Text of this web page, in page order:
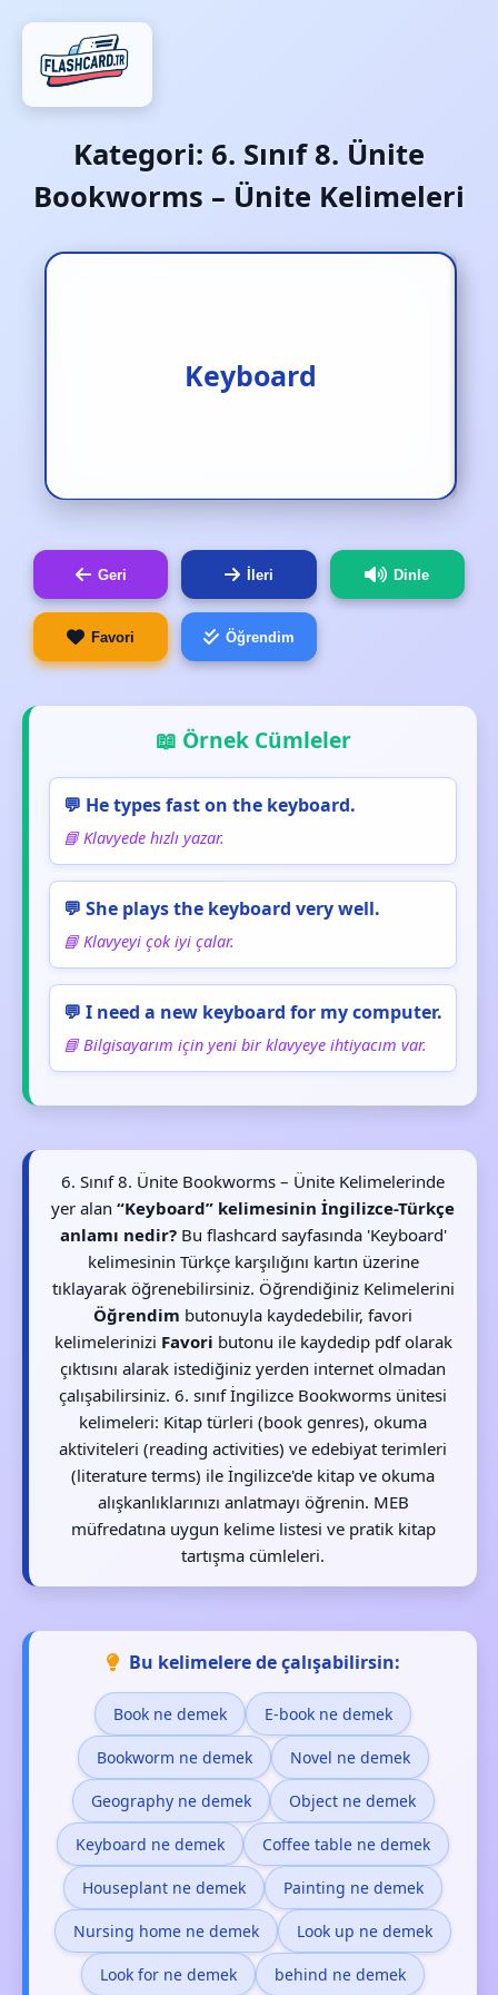
Kategori: 6. Sınıf 8. Ünite
Bookworms – Ünite Kelimeleri
Keyboard
Klavye
Geri İleri Dinle
Favori Öğrendim
📖 Örnek Cümleler
💬 He types fast on the keyboard.
📘 Klavyede hızlı yazar.
💬 She plays the keyboard very well.
📘 Klavyeyi çok iyi çalar.
💬 I need a new keyboard for my computer.
📘 Bilgisayarım için yeni bir klavyeye ihtiyacım var.
6. Sınıf 8. Ünite Bookworms – Ünite Kelimelerinde
yer alan“Keyboard” kelimesinin İngilizce-Türkçe
anlamı nedir?Bu flashcard sayfasında 'Keyboard'
kelimesinin Türkçe karşılığını kartın üzerine
tıklayarak öğrenebilirsiniz. Öğrendiğiniz Kelimelerini
Öğrendim butonuyla kaydedebilir, favori
kelimelerinizi Favori butonu ile kaydedip pdf olarak
çıktısını alarak istediğiniz yerden internet olmadan
çalışabilirsiniz. 6. sınıf İngilizce Bookworms ünitesi
kelimeleri: Kitap türleri (book genres), okuma
aktiviteleri (reading activities) ve edebiyat terimleri
(literature terms) ile İngilizce'de kitap ve okuma
alışkanlıklarınızı anlatmayı öğrenin. MEB
müfredatına uygun kelime listesi ve pratik kitap
tartışma cümleleri.
Bu kelimelere de çalışabilirsin:
Book ne demek E-book ne demek
Bookworm ne demek Novel ne demek
Geography ne demek Object ne demek
Keyboard ne demek Coffee table ne demek
Houseplant ne demek Painting ne demek
Nursing home ne demek Look up ne demek
Look for ne demek behind ne demek